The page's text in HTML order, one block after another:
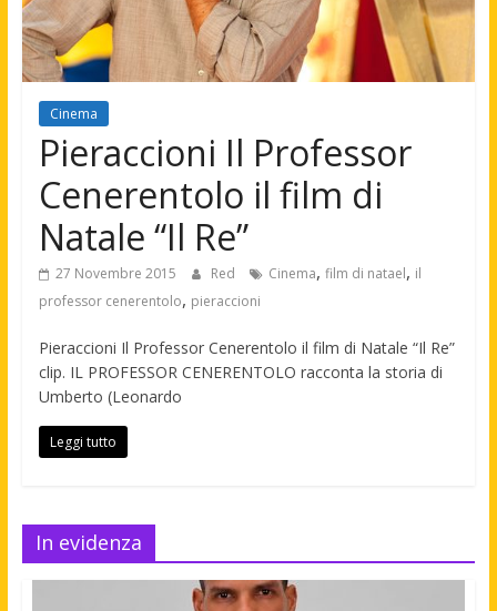
Cinema
Pieraccioni Il Professor
Cenerentolo il film di
Natale “Il Re”
27 Novembre 2015 Red Cinema, film di natael, il
professor cenerentolo, pieraccioni
Pieraccioni Il Professor Cenerentolo il film di Natale “Il Re”
clip. IL PROFESSOR CENERENTOLO racconta la storia di
Umberto (Leonardo
Leggi tutto
In evidenza